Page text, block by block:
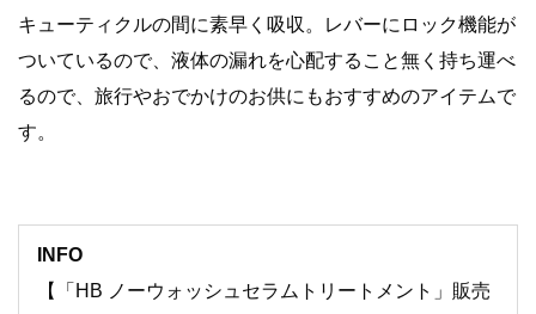
キューティクルの間に素早く吸収。レバーにロック機能が
ついているので、液体の漏れを心配すること無く持ち運べ
るので、旅行やおでかけのお供にもおすすめのアイテムで
す。
INFO
【「HB ノーウォッシュセラムトリートメント」販売